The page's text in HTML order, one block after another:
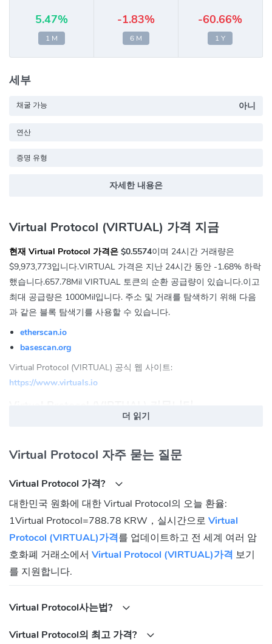
5.47%
1 M
-1.83%
6 M
-60.66%
1 Y
세부
채굴 가능 아니
연산
증명 유형
자세한 내용은
Virtual Protocol (VIRTUAL) 가격 지금
현재 Virtual Protocol 가격은 $0.5574이며 24시간 거래량은
$9,973,773입니다.VIRTUAL 가격은 지난 24시간 동안 -1.68% 하락
했습니다.657.78Mil VIRTUAL 토큰의 순환 공급량이 있습니다.이고
최대 공급량은 1000Mil입니다. 주소 및 거래를 탐색하기 위해 다음
과 같은 블록 탐색기를 사용할 수 있습니다.
etherscan.io
basescan.org
Virtual Protocol (VIRTUAL) 공식 웹 사이트:
https://www.virtuals.io
Ethereum:
0x44ff8620b8cA30902395A7bD3F2407e1A091BF73
Base:0x0b3e328455c4059eeb9e3f84b5543f74e24e7e1b
더 읽기
Virtual Protocol 자주 묻는 질문
Virtual Protocol 가격?
대한민국 원화에 대한 Virtual Protocol의 오늘 환율:
1Virtual Protocol=788.78 KRW，실시간으로 Virtual
Protocol (VIRTUAL)가격를 업데이트하고 전 세계 여러 암
호화폐 거래소에서 Virtual Protocol (VIRTUAL)가격 보기
를 지원합니다.
Virtual Protocol사는법?
Virtual Protocol의 최고 가격?